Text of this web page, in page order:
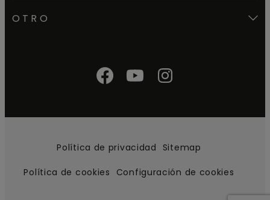
OTRO
Política de privacidad Sitemap
Política de cookies Configuración de cookies